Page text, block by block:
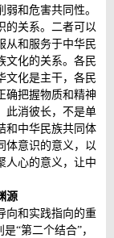
和危害共同性。
的关系。二者可以
从和服务于中华民
文化的关系。各民
文化是主干，各民
确把握物质和精神
此消彼长，不是单
和中华民族共同体
体意识的意义，以
人心的意义，让中
源
向和实践指向的重
“第二个结合”，